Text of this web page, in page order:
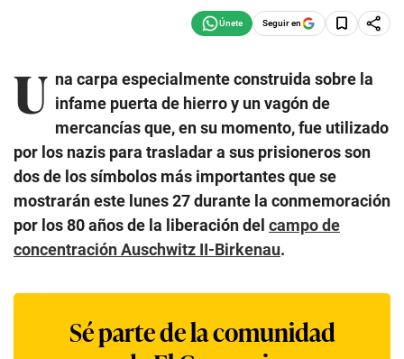
Seguir en
U na carpa especialmente construida sobre la
infame puerta de hierro y un vagón de
mercancías que, en su momento, fue utilizado
por los nazis para trasladar a sus prisioneros son
dos de los símbolos más importantes que se
mostrarán este lunes 27 durante la conmemoración
por los 80 años de la liberación del campo de
concentración Auschwitz II-Birkenau.